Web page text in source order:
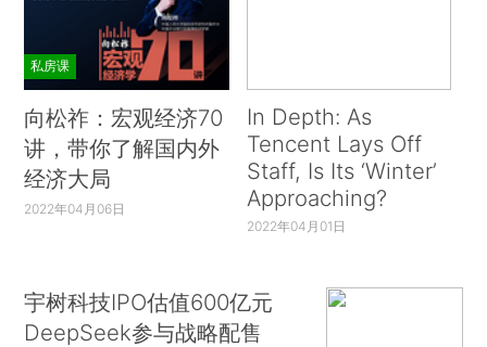
私房课
向松祚：宏观经济70
讲，带你了解国内外
经济大局
2022年04月06日
In Depth: As
Tencent Lays Off
Staff, Is Its ‘Winter’
Approaching?
2022年04月01日
宇树科技IPO估值600亿元
DeepSeek参与战略配售